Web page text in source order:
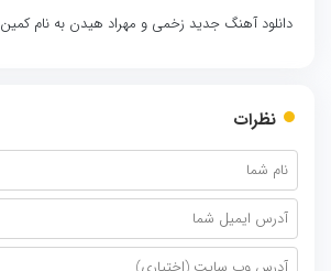
دانلود آهنگ جدید زخمی و مهراد هیدن به نام کمین
نظرات